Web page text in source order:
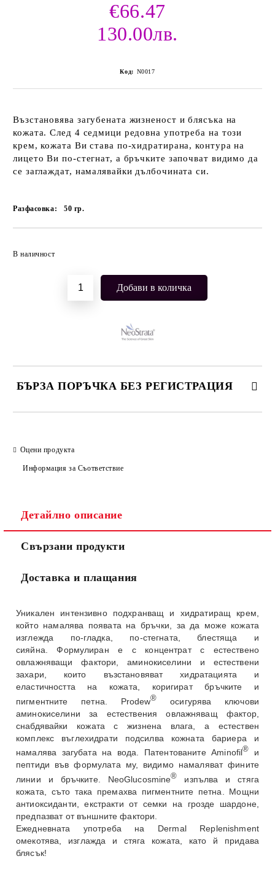
€66.47
130.00лв.
Код: N0017
Възстановява загубената жизненост и блясъка на
кожата. След 4 седмици редовна употреба на този
крем, кожата Ви става по-хидратирана, контура на
лицето Ви по-стегнат, а бръчките започват видимо да
се заглаждат, намалявайки дълбочината си.
Разфасовка: 50 гр.
В наличност
БЪРЗА ПОРЪЧКА БЕЗ РЕГИСТРАЦИЯ
Оцени продукта
Информация за Съответствие
Детайлно описание
Свързани продукти
Доставка и плащания
Уникален интензивно подхранващ и хидратиращ крем,
който намалява появата на бръчки, за да може кожата
изглежда по-гладка, по-стегната, блестяща и
сияйна. Формулиран е с концентрат с естествено
овлажняващи фактори, аминокиселини и естествени
захари, които възстановяват хидратацията и
еластичността на кожата, коригират бръчките и
пигментните петна. Prodew® осигурява ключови
аминокиселини за естествения овлажняващ фактор,
снабдявайки кожата с жизнена влага, а естествен
комплекс въглехидрати подсилва кожната бариера и
намалява загубата на вода. Патентованите Aminofil® и
пептиди във формулата му, видимо намаляват фините
линии и бръчките. NeoGlucosmine® изпълва и стяга
кожата, съто така премахва пигментните петна. Мощни
антиоксиданти, екстракти от семки на грозде шардоне,
предпазват от външните фактори.
Ежедневната употреба на Dermal Replenishment
омекотява, изглажда и стяга кожата, като й придава
блясък!